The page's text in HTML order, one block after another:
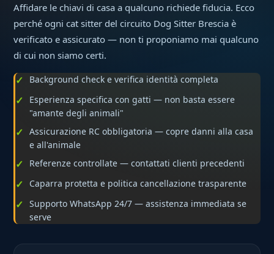
Affidare le chiavi di casa a qualcuno richiede fiducia. Ecco
perché ogni cat sitter del circuito Dog Sitter Brescia è
verificato e assicurato — non ti proponiamo mai qualcuno
di cui non siamo certi.
Background check e verifica identità completa
Esperienza specifica con gatti — non basta essere
"amante degli animali"
Assicurazione RC obbligatoria — copre danni alla casa
e all'animale
Referenze controllate — contattati clienti precedenti
Caparra protetta e politica cancellazione trasparente
Supporto WhatsApp 24/7 — assistenza immediata se
serve